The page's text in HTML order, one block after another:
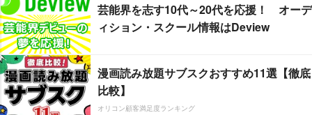
芸能界を志す10代～20代を応援！ オーデ
ィション・スクール情報はDeview
漫画読み放題サブスクおすすめ11選【徹底
比較】
オリコン顧客満足度ランキング